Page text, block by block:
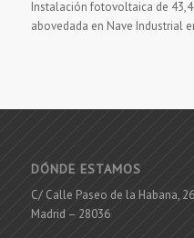
Instalación fotovoltaica de
abovedada en Nave Industrial
DÓNDE ESTAMOS
C/ Calle Paseo de la Habana,
Madrid – 28036